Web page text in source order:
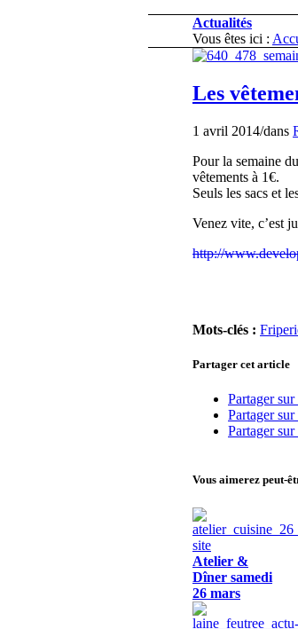
Actualités
Vous êtes ici :
Les
1 avril 2014/dans
Pour la semaine
vêtements à 1€.
Seuls les sacs et
Venez vite, c’est
http://
Mots-clés :
Partager cet article
Partager
Partager
Partager
Vous aimerez peut-
Atelier &
Dîner samedi
26 mars